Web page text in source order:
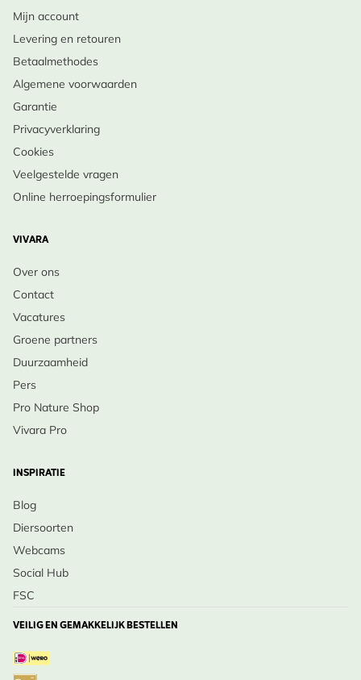
Mijn account
Levering en retouren
Betaalmethodes
Algemene voorwaarden
Garantie
Privacyverklaring
Cookies
Veelgestelde vragen
Online herroepingsformulier
VIVARA
Over ons
Contact
Vacatures
Groene partners
Duurzaamheid
Pers
Pro Nature Shop
Vivara Pro
INSPIRATIE
Blog
Diersoorten
Webcams
Social Hub
FSC
VEILIG EN GEMAKKELIJK BESTELLEN